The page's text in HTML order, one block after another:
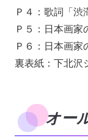
Ｐ４：歌詞「渋
Ｐ５：日本画家
Ｐ６：日本画家
裏表紙：下北沢
オー